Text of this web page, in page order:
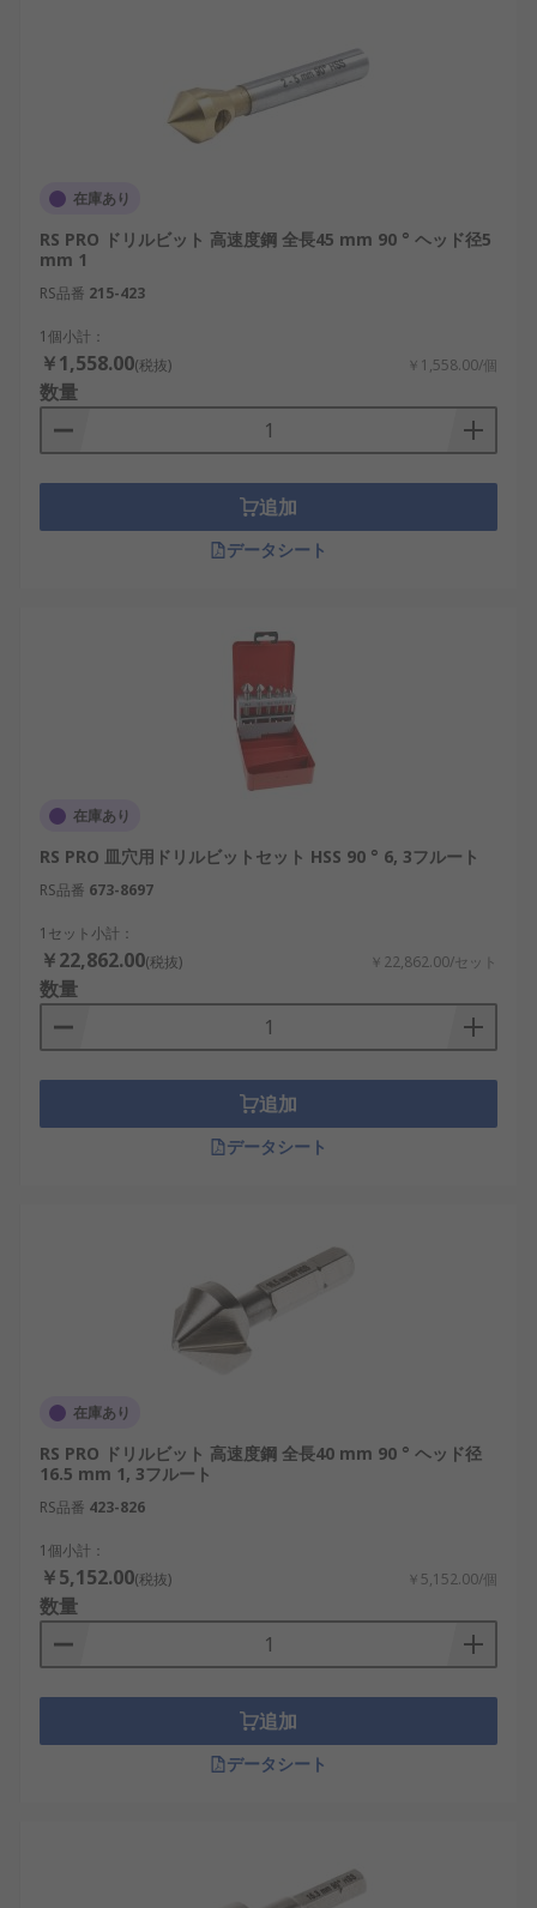
在庫あり
RS PRO ドリルビット 高速度鋼 全長45 mm 90 ° ヘッド径5
mm 1
RS品番 215-423
1個小計：
￥1,558.00(税抜) ￥1,558.00/個
数量
追加
データシート
在庫あり
RS PRO 皿穴用ドリルビットセット HSS 90 ° 6, 3フルート
RS品番 673-8697
1セット小計：
￥22,862.00(税抜) ￥22,862.00/セット
数量
追加
データシート
在庫あり
RS PRO ドリルビット 高速度鋼 全長40 mm 90 ° ヘッド径
16.5 mm 1, 3フルート
RS品番 423-826
1個小計：
￥5,152.00(税抜) ￥5,152.00/個
数量
追加
データシート